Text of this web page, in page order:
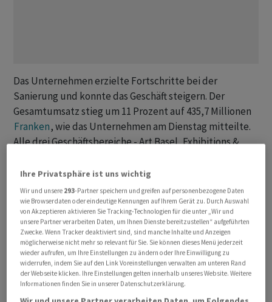
Das Unternehmen erzielte Fortschritte bei der
Sanierung und konnte das Geschäft steigern. Der
Gesamtumsatz stieg um 11 Prozent auf 435,7 Millionen
Franken, wie das Unternehmen am Dienstag mitteilte.
Alle drei Geschäftsbereiche - Art Basel, Exhibitions &
positiven Entwicklung beigetragen.
Auf Stufe EBITDA resultierte ein Gewinn von 34,5
MillionenFrankenim Vergleich zu lediglich 12,3
Millionen im Jahr davor. «Vor diesem Hintergrund
können wir bestätigen, dass unser Turnaround auf Kurs
ist und planmässig voranschreitet», hiess es.
Ihre Privatsphäre ist uns wichtig
Wir und unsere 293-Partner speichern und greifen auf personenbezogene Daten
wie Browserdaten oder eindeutige Kennungen auf Ihrem Gerät zu. Durch Auswahl
von Akzeptieren aktivieren Sie Tracking-Technologien für die unter „Wir und
unsere Partner verarbeiten Daten, um Ihnen Dienste bereitzustellen“ aufgeführten
Zwecke. Wenn Tracker deaktiviert sind, sind manche Inhalte und Anzeigen
möglicherweise nicht mehr so relevant für Sie. Sie können dieses Menü jederzeit
wieder aufrufen, um Ihre Einstellungen zu ändern oder Ihre Einwilligung zu
widerrufen, indem Sie auf den Link Voreinstellungen verwalten am unteren Rand
der Webseite klicken. Ihre Einstellungen gelten innerhalb unseres Website. Weitere
Informationen finden Sie in unserer Datenschutzerklärung.